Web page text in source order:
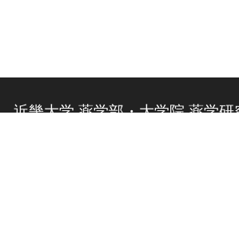
近畿大学 薬学部・大学院 薬学研